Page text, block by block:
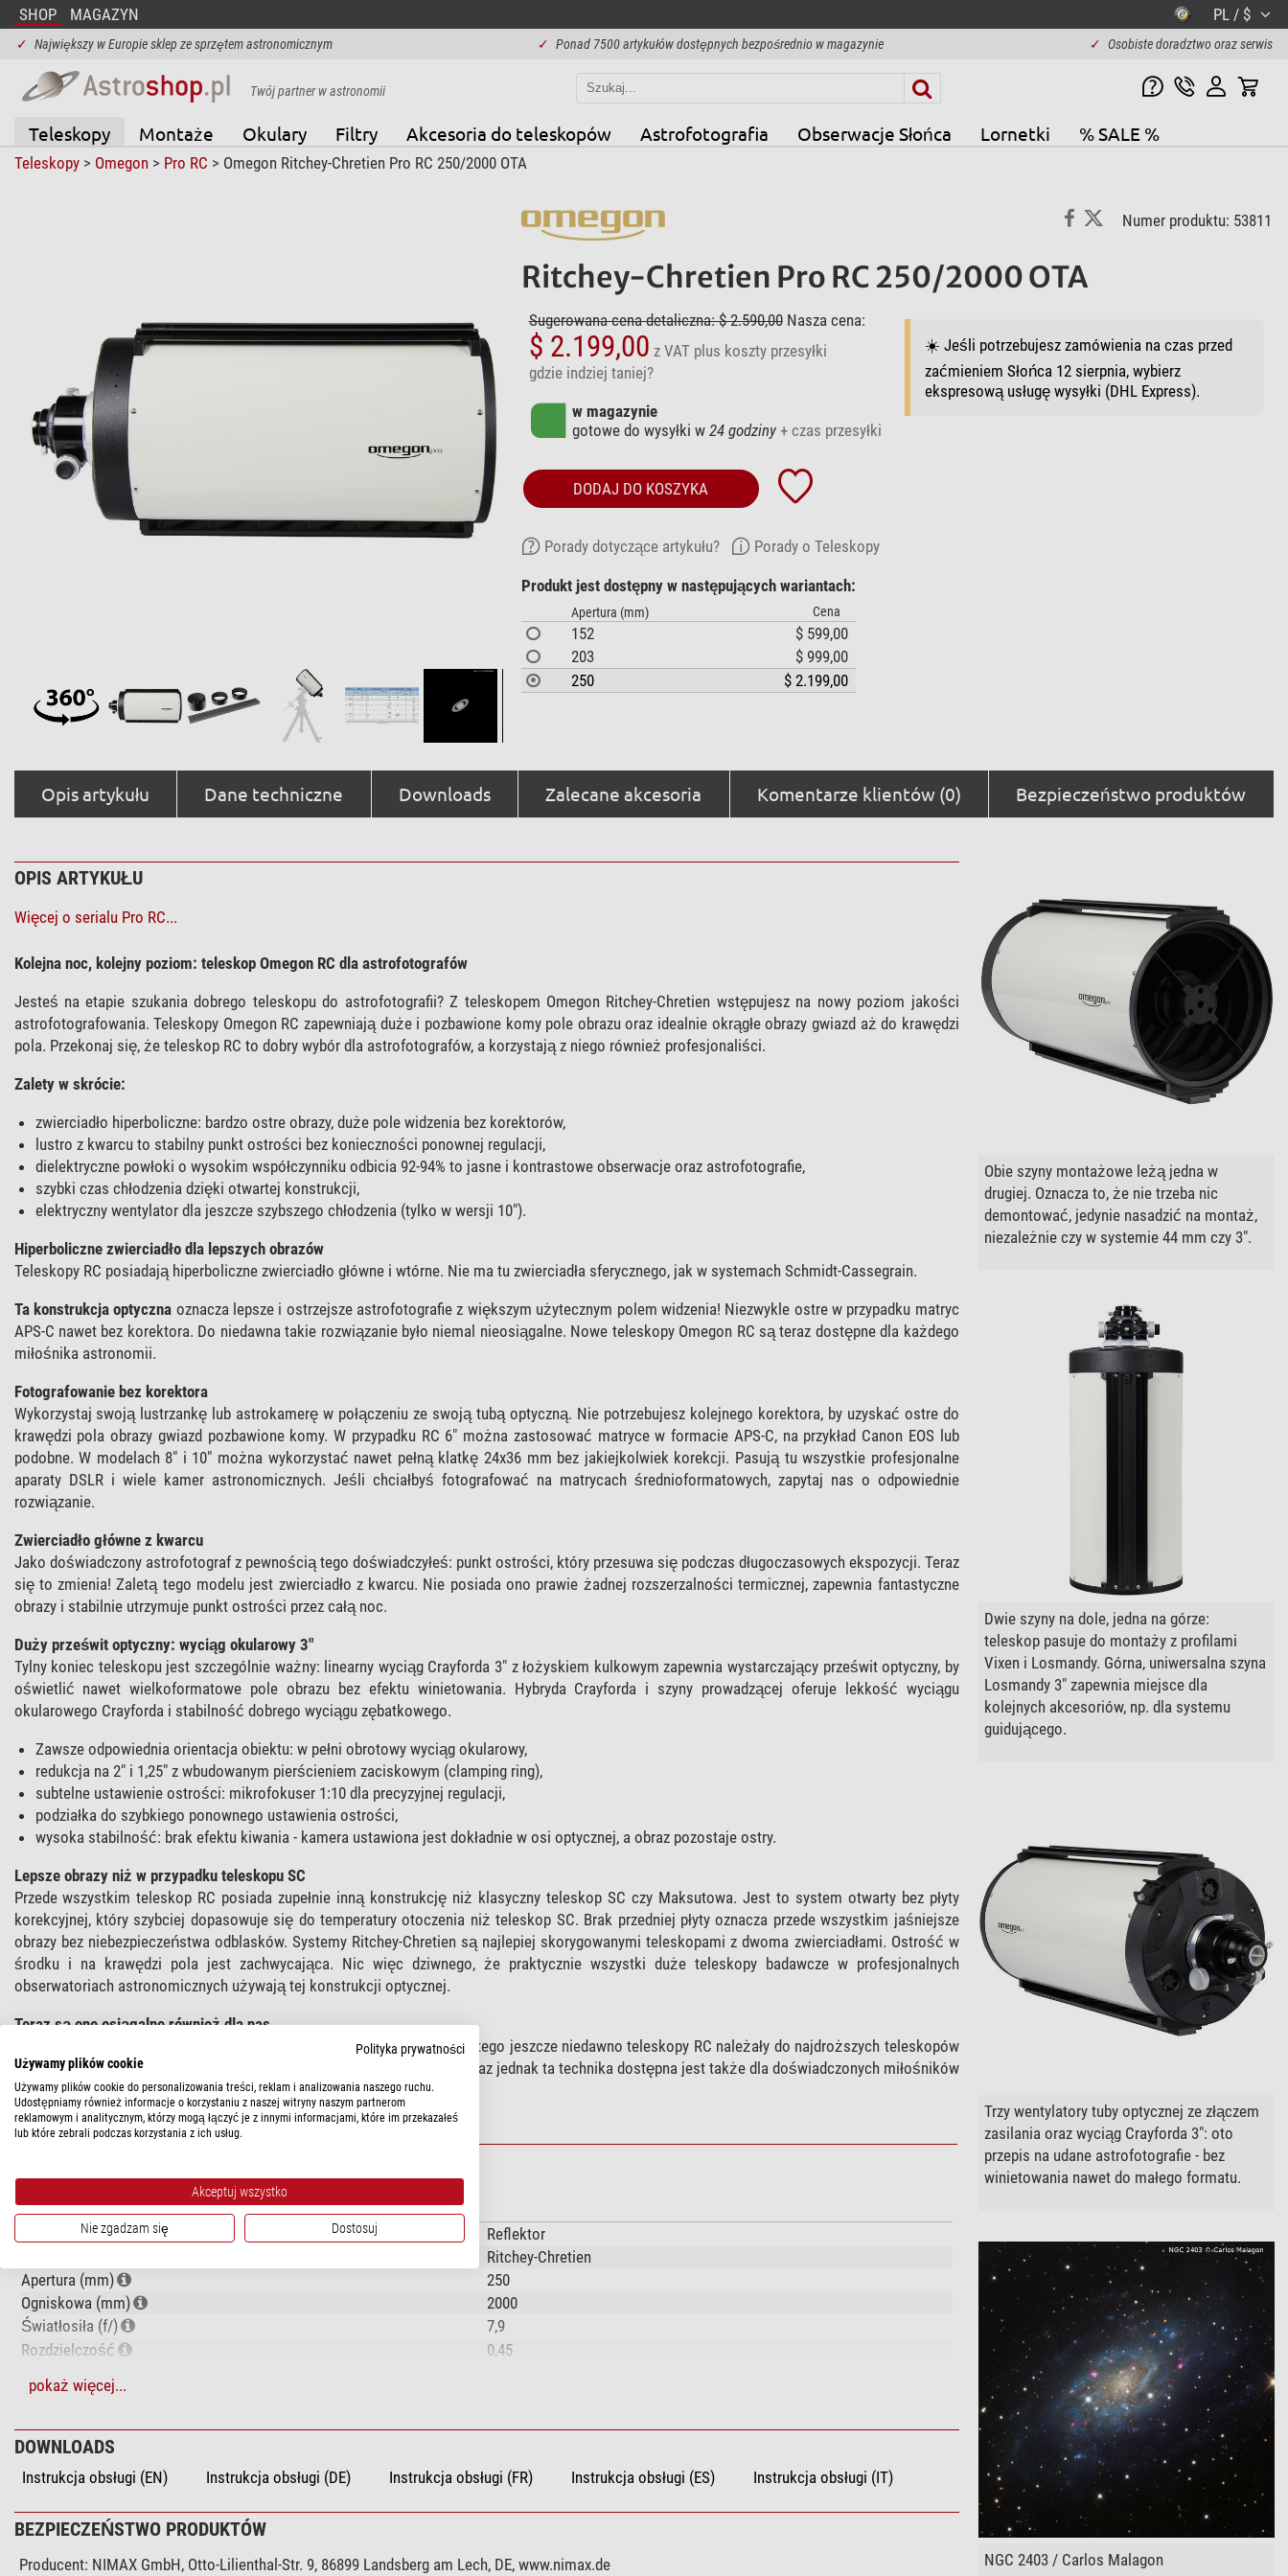
SHOP MAGAZYN PL / $
✓ Największy w Europie sklep ze sprzętem astronomicznym ✓ Ponad 7500 artykułów dostępnych bezpośrednio w magazynie ✓ Osobiste doradztwo oraz serwis
Twój partner w astronomii
Teleskopy Montaże Okulary Filtry Akcesoria do teleskopów Astrofotografia Obserwacje Słońca Lornetki % SALE %
Teleskopy> Omegon> Pro RC > Omegon Ritchey-Chretien Pro RC 250/2000 OTA
Numer produktu: 53811
Ritchey-Chretien Pro RC 250/2000 OTA
Sugerowana cena detaliczna: $ 2.590,00Nasza cena:
$ 2.199,00 z VAT plus koszty przesyłki
gdzie indziej taniej?
w magazynie
gotowe do wysyłki w 24 godziny + czas przesyłki
☀️ Jeśli potrzebujesz zamówienia na czas przed
zaćmieniem Słońca 12 sierpnia, wybierz
ekspresową usługę wysyłki (DHL Express).
DODAJ DO KOSZYKA
Porady dotyczące artykułu? Porady o Teleskopy
Produkt jest dostępny w następujących wariantach:
Apertura (mm) Cena
152
$ 599,00
203
$ 999,00
250
$ 2.199,00
Opis artykułu Dane techniczne Downloads Zalecane akcesoria Komentarze klientów (0) Bezpieczeństwo produktów
OPIS ARTYKUŁU
Więcej o serialu Pro RC...
Kolejna noc, kolejny poziom: teleskop Omegon RC dla astrofotografów
Jesteś na etapie szukania dobrego teleskopu do astrofotografii? Z teleskopem Omegon Ritchey-Chretien wstępujesz na nowy poziom jakości
astrofotografowania. Teleskopy Omegon RC zapewniają duże i pozbawione komy pole obrazu oraz idealnie okrągłe obrazy gwiazd aż do krawędzi
pola. Przekonaj się, że teleskop RC to dobry wybór dla astrofotografów, a korzystają z niego również profesjonaliści.
Zalety w skrócie:
zwierciadło hiperboliczne: bardzo ostre obrazy, duże pole widzenia bez korektorów,
lustro z kwarcu to stabilny punkt ostrości bez konieczności ponownej regulacji,
dielektryczne powłoki o wysokim współczynniku odbicia 92-94% to jasne i kontrastowe obserwacje oraz astrofotografie,
szybki czas chłodzenia dzięki otwartej konstrukcji,
elektryczny wentylator dla jeszcze szybszego chłodzenia (tylko w wersji 10").
Hiperboliczne zwierciadło dla lepszych obrazów
Teleskopy RC posiadają hiperboliczne zwierciadło główne i wtórne. Nie ma tu zwierciadła sferycznego, jak w systemach Schmidt-Cassegrain.
Ta konstrukcja optyczna oznacza lepsze i ostrzejsze astrofotografie z większym użytecznym polem widzenia! Niezwykle ostre w przypadku matryc
APS-C nawet bez korektora. Do niedawna takie rozwiązanie było niemal nieosiągalne. Nowe teleskopy Omegon RC są teraz dostępne dla każdego
miłośnika astronomii.
Fotografowanie bez korektora
Wykorzystaj swoją lustrzankę lub astrokamerę w połączeniu ze swoją tubą optyczną. Nie potrzebujesz kolejnego korektora, by uzyskać ostre do
krawędzi pola obrazy gwiazd pozbawione komy. W przypadku RC 6" można zastosować matryce w formacie APS-C, na przykład Canon EOS lub
podobne. W modelach 8" i 10" można wykorzystać nawet pełną klatkę 24x36 mm bez jakiejkolwiek korekcji. Pasują tu wszystkie profesjonalne
aparaty DSLR i wiele kamer astronomicznych. Jeśli chciałbyś fotografować na matrycach średnioformatowych, zapytaj nas o odpowiednie
rozwiązanie.
Zwierciadło główne z kwarcu
Jako doświadczony astrofotograf z pewnością tego doświadczyłeś: punkt ostrości, który przesuwa się podczas długoczasowych ekspozycji. Teraz
się to zmienia! Zaletą tego modelu jest zwierciadło z kwarcu. Nie posiada ono prawie żadnej rozszerzalności termicznej, zapewnia fantastyczne
obrazy i stabilnie utrzymuje punkt ostrości przez całą noc.
Duży prześwit optyczny: wyciąg okularowy 3"
Tylny koniec teleskopu jest szczególnie ważny: linearny wyciąg Crayforda 3" z łożyskiem kulkowym zapewnia wystarczający prześwit optyczny, by
oświetlić nawet wielkoformatowe pole obrazu bez efektu winietowania. Hybryda Crayforda i szyny prowadzącej oferuje lekkość wyciągu
okularowego Crayforda i stabilność dobrego wyciągu zębatkowego.
Zawsze odpowiednia orientacja obiektu: w pełni obrotowy wyciąg okularowy,
redukcja na 2" i 1,25" z wbudowanym pierścieniem zaciskowym (clamping ring),
subtelne ustawienie ostrości: mikrofokuser 1:10 dla precyzyjnej regulacji,
podziałka do szybkiego ponownego ustawienia ostrości,
wysoka stabilność: brak efektu kiwania - kamera ustawiona jest dokładnie w osi optycznej, a obraz pozostaje ostry.
Lepsze obrazy niż w przypadku teleskopu SC
Przede wszystkim teleskop RC posiada zupełnie inną konstrukcję niż klasyczny teleskop SC czy Maksutowa. Jest to system otwarty bez płyty
korekcyjnej, który szybciej dopasowuje się do temperatury otoczenia niż teleskop SC. Brak przedniej płyty oznacza przede wszystkim jaśniejsze
obrazy bez niebezpieczeństwa odblasków. Systemy Ritchey-Chretien są najlepiej skorygowanymi teleskopami z dwoma zwierciadłami. Ostrość w
środku i na krawędzi pola jest zachwycająca. Nic więc dziwnego, że praktycznie wszystki duże teleskopy badawcze w profesjonalnych
obserwatoriach astronomicznych używają tej konstrukcji optycznej.
Teraz są one osiągalne również dla nas
Wykonanie zwierciadła hiperbolicznego to połączenie nauki i sztuki. Dlatego jeszcze niedawno teleskopy RC należały do najdroższych teleskopów
na świecie. Do badań używały ich jedynie międzynarodowe instytuty. Teraz jednak ta technika dostępna jest także dla doświadczonych miłośników
astronomii.
Optyka
Reflektor
Ritchey-Chretien
Apertura (mm)
250
Ogniskowa (mm)
2000
Światłosiła (f/)
7,9
Rozdzielczość
0,45
Zdolność skupiania światła
Ciężar tubusu (kg)
Długość tubusu (mm)
735
Stal
Średnica tubusu (mm)
294
Konstrukcja tubusu
Powłoka antyrefleksyjna
Aluminium i dwutlenek krzemu
pokaż więcej...
DOWNLOADS
Instrukcja obsługi (EN) Instrukcja obsługi (DE) Instrukcja obsługi (FR) Instrukcja obsługi (ES) Instrukcja obsługi (IT)
BEZPIECZEŃSTWO PRODUKTÓW
Producent: NIMAX GmbH, Otto-Lilienthal-Str. 9, 86899 Landsberg am Lech, DE, www.nimax.de
Obie szyny montażowe leżą jedna w
drugiej. Oznacza to, że nie trzeba nic
demontować, jedynie nasadzić na montaż,
niezależnie czy w systemie 44 mm czy 3".
Dwie szyny na dole, jedna na górze:
teleskop pasuje do montaży z profilami
Vixen i Losmandy. Górna, uniwersalna szyna
Losmandy 3" zapewnia miejsce dla
kolejnych akcesoriów, np. dla systemu
guidującego.
Trzy wentylatory tuby optycznej ze złączem
zasilania oraz wyciąg Crayforda 3": oto
przepis na udane astrofotografie - bez
winietowania nawet do małego formatu.
NGC 2403 / Carlos Malagon
Polityka prywatności
Używamy plików cookie
Używamy plików cookie do personalizowania treści, reklam i analizowania naszego ruchu.
Udostępniamy również informacje o korzystaniu z naszej witryny naszym partnerom
reklamowym i analitycznym, którzy mogą łączyć je z innymi informacjami, które im przekazałeś
lub które zebrali podczas korzystania z ich usług.
Akceptuj wszystko
Nie zgadzam się Dostosuj